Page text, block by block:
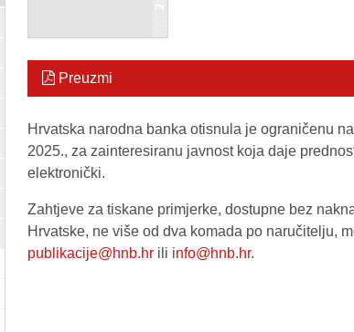
Preuzmi
Hrvatska narodna banka otisnula je ograničenu
2025., za zainteresiranu javnost koja daje
elektronički.
Zahtjeve za tiskane primjerke, dostupne bez
Hrvatske, ne više od dva komada po naručitelju,
publikacije@hnb.hr ili info@hnb.hr.